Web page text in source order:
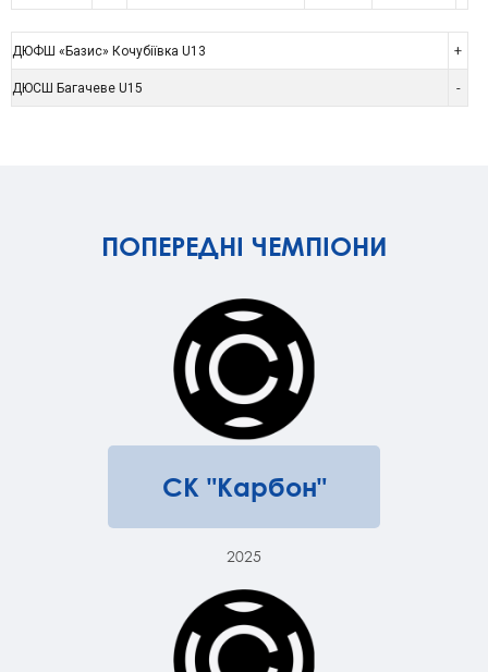
ДЮФШ «Базис» Кочубіївка U13 +
ДЮСШ Багачеве U15 -
ПОПЕРЕДНІ ЧЕМПІОНИ
СК "Карбон"
2025